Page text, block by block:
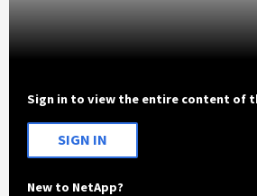
Sign in to view the entire content of
SIGN IN
New to NetApp?